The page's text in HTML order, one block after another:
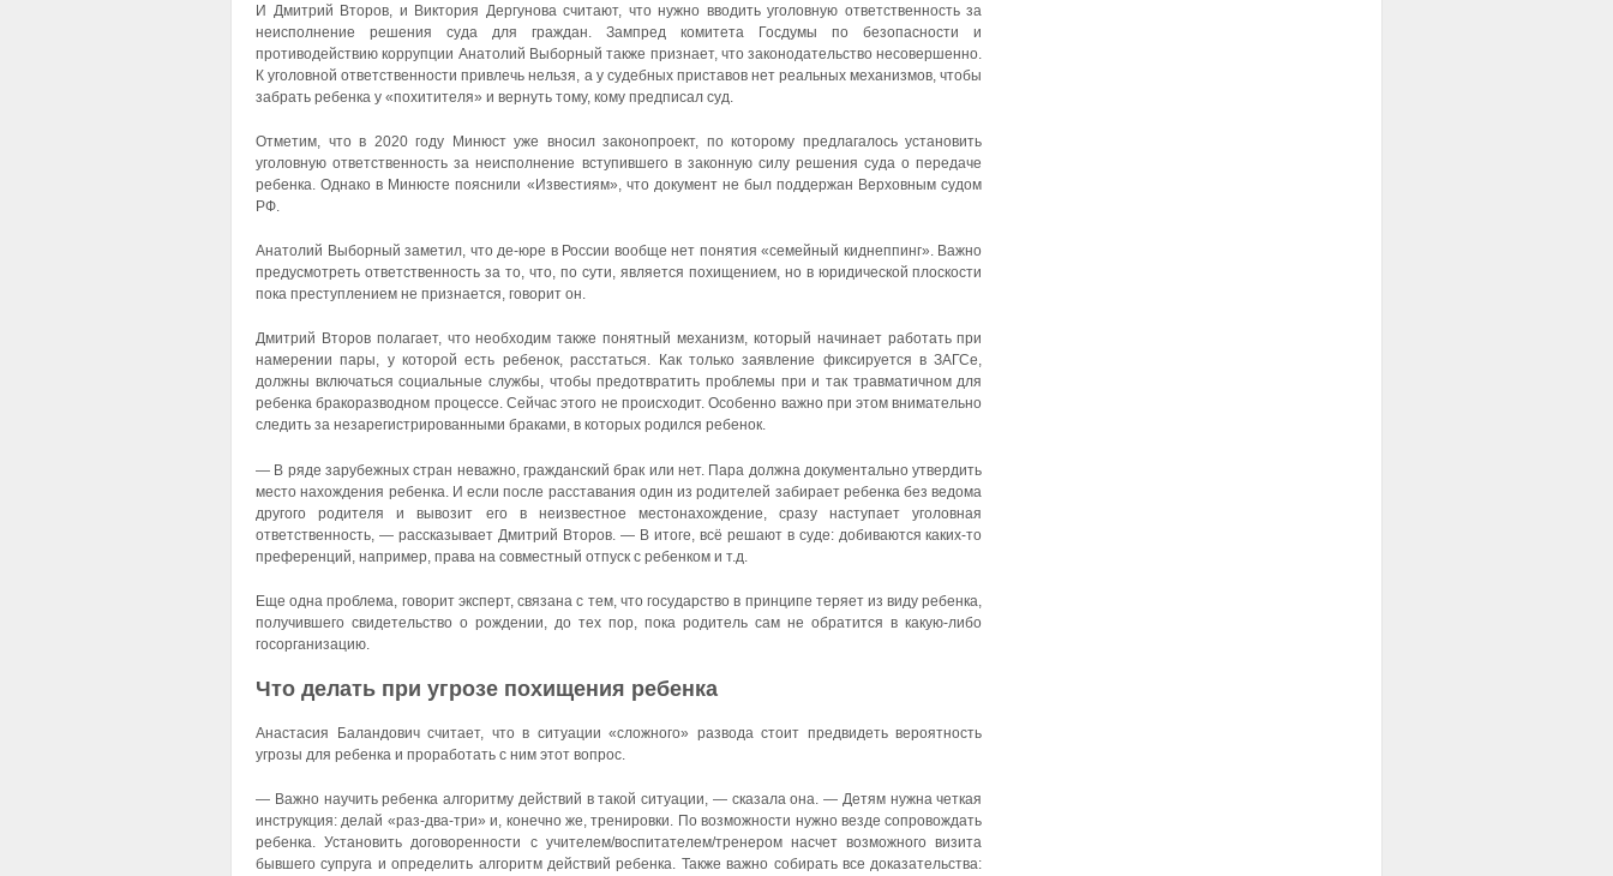
И Дмитрий Второв, и Виктория Дергунова считают, что нужно вводить уголовную ответственность за
неисполнение решения суда для граждан. Зампред комитета Госдумы по безопасности и
противодействию коррупции Анатолий Выборный также признает, что законодательство несовершенно.
К уголовной ответственности привлечь нельзя, а у судебных приставов нет реальных механизмов, чтобы
забрать ребенка у «похитителя» и вернуть тому, кому предписал суд.
Отметим, что в 2020 году Минюст уже вносил законопроект, по которому предлагалось установить
уголовную ответственность за неисполнение вступившего в законную силу решения суда о передаче
ребенка. Однако в Минюсте пояснили «Известиям», что документ не был поддержан Верховным судом
РФ.
Анатолий Выборный заметил, что де-юре в России вообще нет понятия «семейный киднеппинг». Важно
предусмотреть ответственность за то, что, по сути, является похищением, но в юридической плоскости
пока преступлением не признается, говорит он.
Дмитрий Второв полагает, что необходим также понятный механизм, который начинает работать при
намерении пары, у которой есть ребенок, расстаться. Как только заявление фиксируется в ЗАГСе,
должны включаться социальные службы, чтобы предотвратить проблемы при и так травматичном для
ребенка бракоразводном процессе. Сейчас этого не происходит. Особенно важно при этом внимательно
следить за незарегистрированными браками, в которых родился ребенок.
— В ряде зарубежных стран неважно, гражданский брак или нет. Пара должна документально утвердить
место нахождения ребенка. И если после расставания один из родителей забирает ребенка без ведома
другого родителя и вывозит его в неизвестное местонахождение, сразу наступает уголовная
ответственность, — рассказывает Дмитрий Второв. — В итоге, всё решают в суде: добиваются каких-то
преференций, например, права на совместный отпуск с ребенком и т.д.
Еще одна проблема, говорит эксперт, связана с тем, что государство в принципе теряет из виду ребенка,
получившего свидетельство о рождении, до тех пор, пока родитель сам не обратится в какую-либо
госорганизацию.
Что делать при угрозе похищения ребенка
Анастасия Баландович считает, что в ситуации «сложного» развода стоит предвидеть вероятность
угрозы для ребенка и проработать с ним этот вопрос.
— Важно научить ребенка алгоритму действий в такой ситуации, — сказала она. — Детям нужна четкая
инструкция: делай «раз-два-три» и, конечно же, тренировки. По возможности нужно везде сопровождать
ребенка. Установить договоренности с учителем/воспитателем/тренером насчет возможного визита
бывшего супруга и определить алгоритм действий ребенка. Также важно собирать все доказательства: